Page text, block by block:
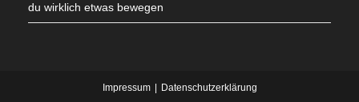
du wirklich etwas bewegen
Impressum Datenschutzerklärung